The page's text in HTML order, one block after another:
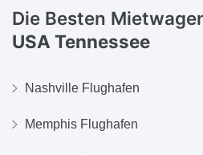
Die Besten
USA Tennessee
Nashville Flughafen
Memphis Flughafen